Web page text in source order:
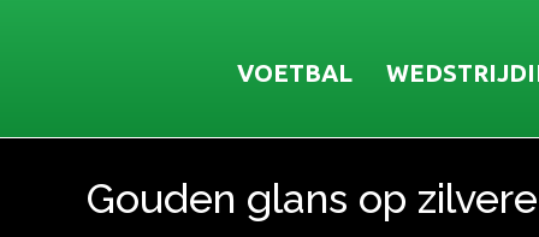
VOETBAL
Gouden glans op
Je bent hier: